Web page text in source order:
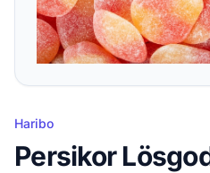
Haribo
Persikor